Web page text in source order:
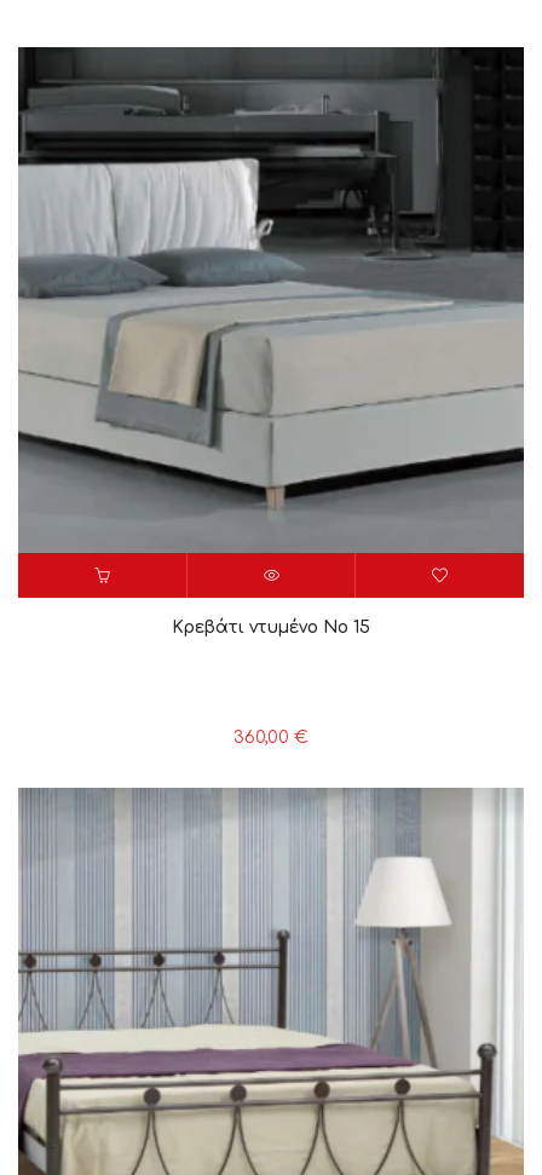
Κρεβάτι ντυμένο Νο 15
360,00 €